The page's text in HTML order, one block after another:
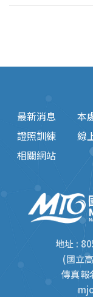
最新消息 本
證照訓練
線
相關網站
地址 :
(國立
傳真